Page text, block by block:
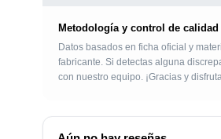
Metodología y control de calidad
Datos basados en ficha oficial y
fabricante. Si detectas alguna
con nuestro equipo. ¡Gracias y